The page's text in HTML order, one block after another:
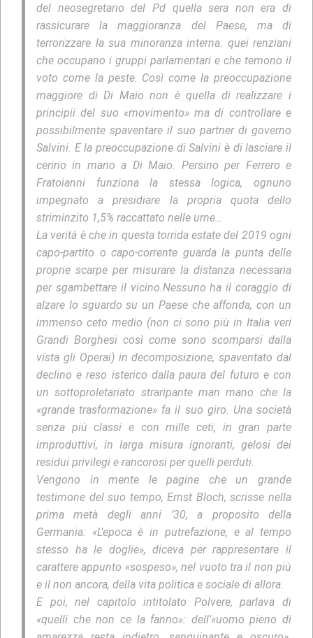
del neosegretario del Pd quella sera non era di
rassicurare la maggioranza del Paese, ma di
terrorizzare la sua minoranza interna: quei renziani
che occupano i gruppi parlamentari e che temono il
voto come la peste. Così come la preoccupazione
maggiore di Di Maio non è quella di realizzare i
principii del suo «movimento» ma di controllare e
possibilmente spaventare il suo partner di governo
Salvini. E la preoccupazione di Salvini è di lasciare il
cerino in mano a Di Maio. Persino per Ferrero e
Fratoianni funziona la stessa logica, ognuno
impegnato a presidiare la propria quota dello
striminzito 1,5% raccattato nelle urne…
La verità è che in questa torrida estate del 2019 ogni
capo-partito o capo-corrente guarda la punta delle
proprie scarpe per misurare la distanza necessaria
per sgambettare il vicino.Nessuno ha il coraggio di
alzare lo sguardo su un Paese che affonda, con un
immenso ceto medio (non ci sono più in Italia veri
Grandi Borghesi così come sono scomparsi dalla
vista gli Operai) in decomposizione, spaventato dal
declino e reso isterico dalla paura del futuro e con
un sottoproletariato straripante man mano che la
«grande trasformazione» fa il suo giro. Una società
senza più classi e con mille ceti, in gran parte
improduttivi, in larga misura ignoranti, gelosi dei
residui privilegi e rancorosi per quelli perduti.
Vengono in mente le pagine che un grande
testimone del suo tempo, Ernst Bloch, scrisse nella
prima metà degli anni ’30, a proposito della
Germania: «L’epoca è in putrefazione, e al tempo
stesso ha le doglie», diceva per rappresentare il
carattere appunto «sospeso», nel vuoto tra il non più
e il non ancora, della vita politica e sociale di allora.
E poi, nel capitolo intitolato Polvere, parlava di
«quelli che non ce la fanno»: dell’«uomo pieno di